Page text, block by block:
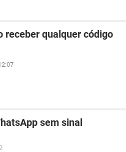
receber qualquer código
sem sinal